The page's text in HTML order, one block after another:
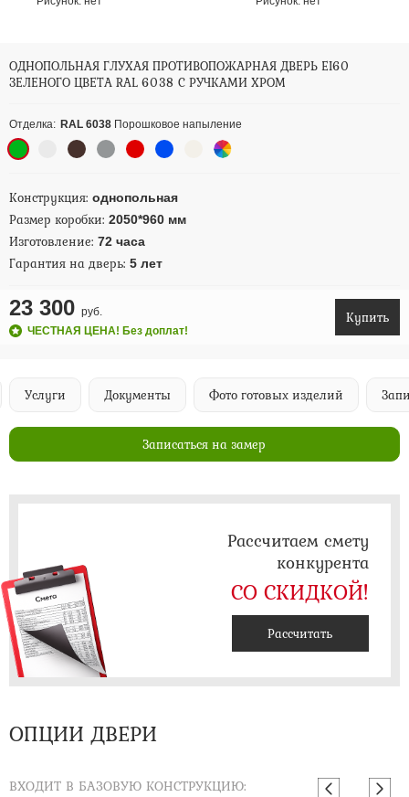
ОДНОПОЛЬНАЯ ГЛУХАЯ ПРОТИВОПОЖАРНАЯ ДВЕРЬ EI60
ЗЕЛЕНОГО ЦВЕТА RAL 6038 С РУЧКАМИ ХРОМ
Отделка: RAL 6038 Порошковое напыление
Конструкция: однопольная
Размер коробки: 2050*960 мм
Изготовление: 72 часа
Гарантия на дверь: 5 лет
23 300 руб.
ЧЕСТНАЯ ЦЕНА! Без доплат!
Купить
Услуги Документы Фото готовых изделий
Записаться на замер
Рассчитаем смету
конкурента
СО СКИДКОЙ!
Рассчитать
ОПЦИИ ДВЕРИ
ВХОДИТ В БАЗОВУЮ КОНСТРУКЦИЮ: